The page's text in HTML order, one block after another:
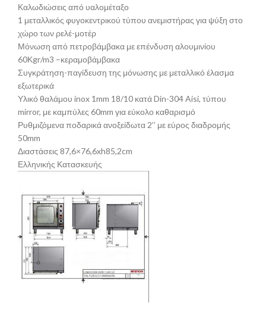
Καλωδιώσεις από υαλομέταξο
1 μεταλλικός φυγοκεντρικού τύπου ανεμιστήρας για ψύξη στο
χώρο των ρελέ-μοτέρ
Μόνωση από πετροβάμβακα με επένδυση αλουμινίου
60Κgr/m3 –κεραμοβάμβακα
Συγκράτηση-παγίδευση της μόνωσης με μεταλλικό έλασμα
εξωτερικά
Υλικό θαλάμου inox 1mm 18/10 κατά Din-304 Aisi, τύπου
mirror, με καμπύλες 60mm για εύκολο καθαρισμό
Ρυθμιζόμενα ποδαρικά ανοξείδωτα 2’’ με εύρος διαδρομής
50mm
Διαστάσεις 87,6×76,6xh85,2cm
Ελληνικής Κατασκευής